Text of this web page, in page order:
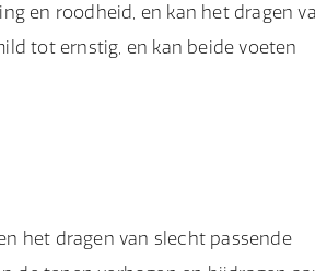
en roodheid, en kan het dragen
tot ernstig, en kan beide voeten
het dragen van slecht passende